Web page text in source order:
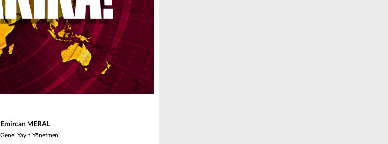
Emircan MERAL
Genel Yayın Yönetmeni